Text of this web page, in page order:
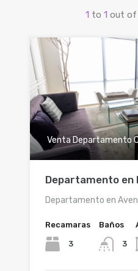
1 to 1 out of
Venta Departamento
Departamento en
Departamento en
Recamaras
3
Baños
3